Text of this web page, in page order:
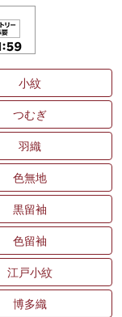
小紋
つむぎ
羽織
色無地
黒留袖
色留袖
江戸小紋
博多織